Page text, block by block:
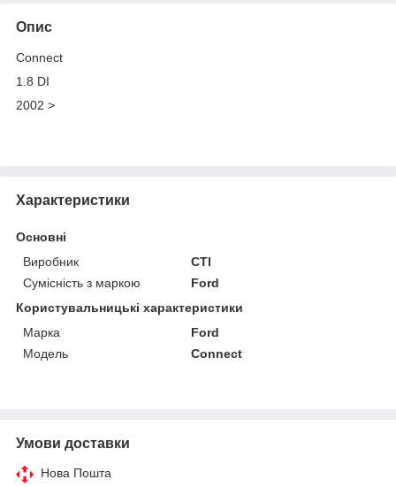
Опис
Connect
1.8 DI
2002 >
Характеристики
Основні
Виробник
CTI
Сумісність з маркою
Ford
Користувальницькі характеристики
Марка
Ford
Модель
Connect
Умови доставки
Нова Пошта